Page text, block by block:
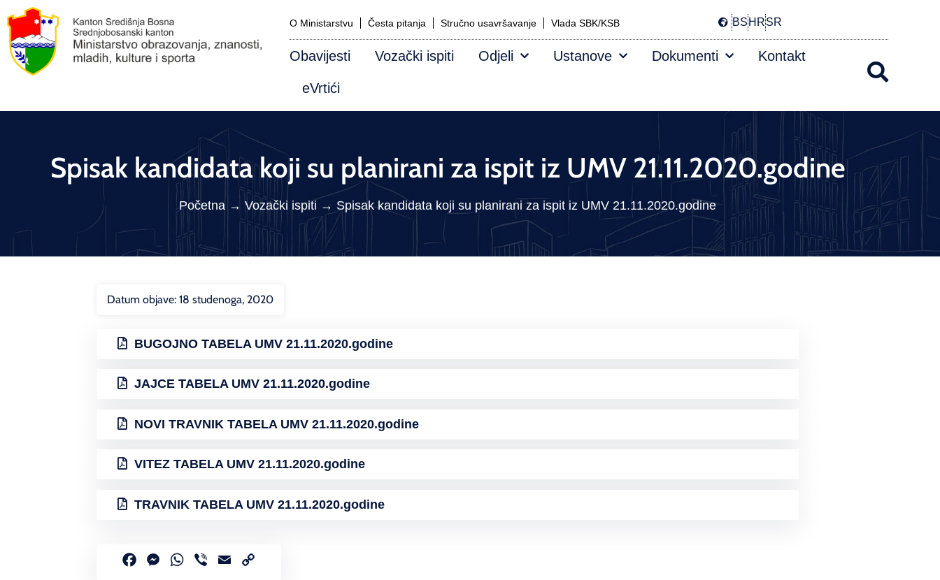
O Ministarstvu Česta pitanja Stručno usavršavanje Vlada SBK/KSB BSHRSR
Obavijesti Vozački ispiti Odjeli Ustanove Dokumenti Kontakt
eVrtići
Spisak kandidata koji su planirani za ispit iz UMV 21.11.2020.godine
Početna → Vozački ispiti → Spisak kandidata koji su planirani za ispit iz UMV 21.11.2020.godine
Datum objave: 18 studenoga, 2020
BUGOJNO TABELA UMV 21.11.2020.godine
JAJCE TABELA UMV 21.11.2020.godine
NOVI TRAVNIK TABELA UMV 21.11.2020.godine
VITEZ TABELA UMV 21.11.2020.godine
TRAVNIK TABELA UMV 21.11.2020.godine
FacebookMessenger
WhatsApp
Viber Email